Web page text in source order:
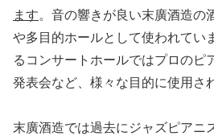
ます。音の響きが良い末廣酒造の
や多目的ホールとして使われてい
るコンサートホールではプロのピ
発表会など、様々な目的に使用さ
末廣酒造では過去にジャズピアニ